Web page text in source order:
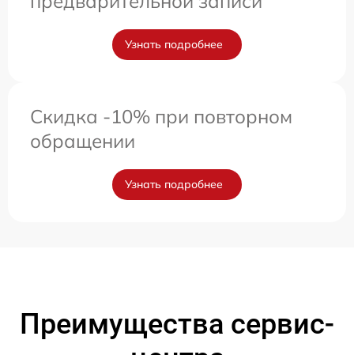
Узнать подробнее
Скидка -10% при повторном
обращении
Узнать подробнее
Преимущества сервис-